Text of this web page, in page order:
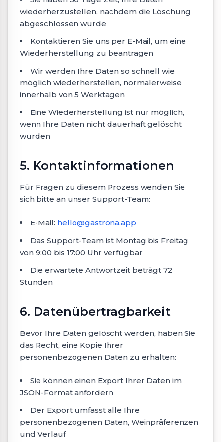
wiederherzustellen, nachdem die Löschung
abgeschlossen wurde
Kontaktieren Sie uns per E-Mail, um eine
Wiederherstellung zu beantragen
Wir werden Ihre Daten so schnell wie
möglich wiederherstellen, normalerweise
innerhalb von 5 Werktagen
Eine Wiederherstellung ist nur möglich,
wenn Ihre Daten nicht dauerhaft gelöscht
wurden
5. Kontaktinformationen
Für Fragen zu diesem Prozess wenden Sie
sich bitte an unser Support-Team:
E-Mail: hello@gastrona.app
Das Support-Team ist Montag bis Freitag
von 9:00 bis 17:00 Uhr verfügbar
Die erwartete Antwortzeit beträgt 72
Stunden
6. Datenübertragbarkeit
Bevor Ihre Daten gelöscht werden, haben Sie
das Recht, eine Kopie Ihrer
personenbezogenen Daten zu erhalten:
Sie können einen Export Ihrer Daten im
JSON-Format anfordern
Der Export umfasst alle Ihre
personenbezogenen Daten, Weinpräferenzen
und Verlauf